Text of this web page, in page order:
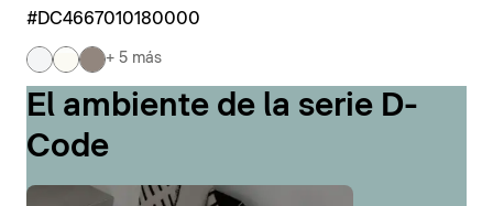
#DC4667010180000
+ 5 más
El ambiente de la serie D-
Code